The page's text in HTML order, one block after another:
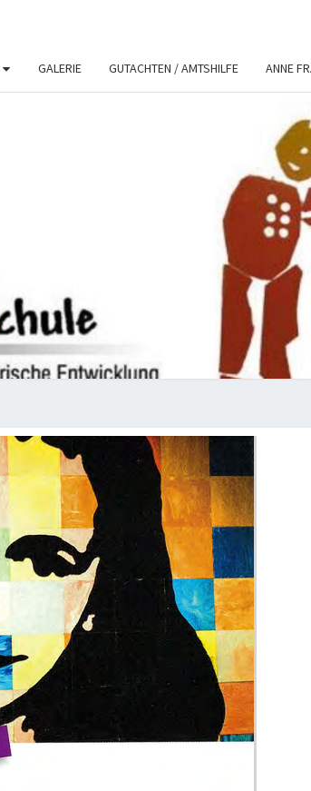
GALERIE GUTACHTEN / AMTSHILFE ANNE
Förderschule